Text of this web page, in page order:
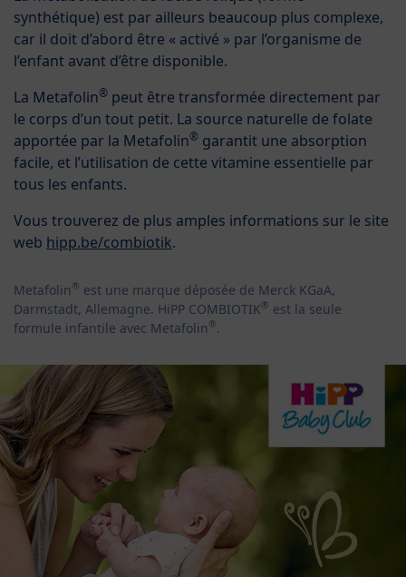
synthétique) est par ailleurs beaucoup plus complexe,
car il doit d’abord être « activé » par l’organisme de
l’enfant avant d’être disponible.
La Metafolin® peut être transformée directement par
le corps d’un tout petit. La source naturelle de folate
apportée par la Metafolin® garantit une absorption
facile, et l’utilisation de cette vitamine essentielle par
tous les enfants.
Vous trouverez de plus amples informations sur le site
web hipp.be/combiotik.
Metafolin® est une marque déposée de Merck KGaA,
Darmstadt, Allemagne. HiPP COMBIOTIK® est la seule
formule infantile avec Metafolin®.